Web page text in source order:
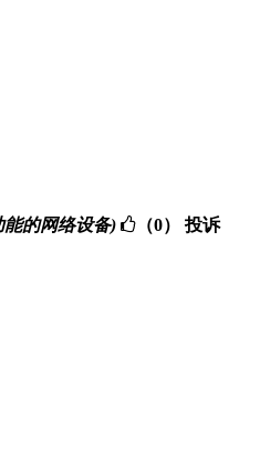
的网络设备) （0） 投诉